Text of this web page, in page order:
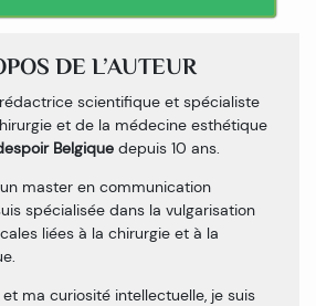
DE L’AUTEUR
, rédactrice scientifique et spécialiste
et de la médecine esthétique
Belgique depuis 10 ans.
master en communication
spécialisée dans la vulgarisation
liées à la chirurgie et à la
ma curiosité intellectuelle, je suis